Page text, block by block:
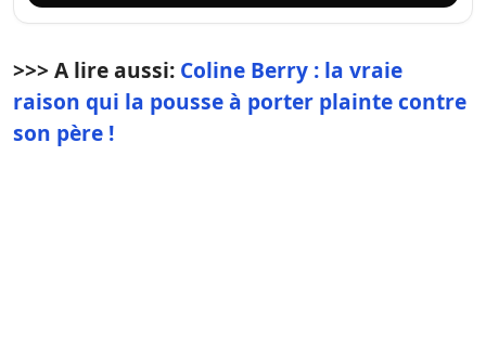
>>> A lire aussi: Coline Berry : la vraie
raison qui la pousse à porter plainte contre
son père !